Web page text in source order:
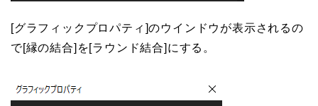
[グラフィックプロパティ]のウインドウが表示されるの
で[縁の結合]を[ラウンド結合]にする。